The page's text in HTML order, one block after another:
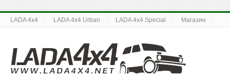
LADA 4x4 LADA 4x4 Urban LADA 4x4 Special Магазин